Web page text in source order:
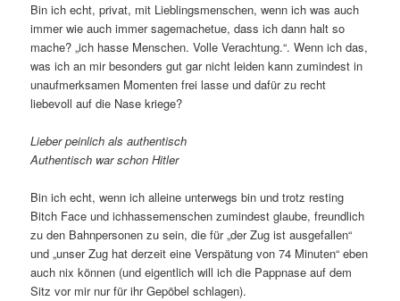
Bin ich echt, privat, mit Lieblingsmenschen, wenn ich was auch
immer wie auch immer sagemachetue, dass ich dann halt so
mache? „ich hasse Menschen. Volle Verachtung.“. Wenn ich das,
was ich an mir besonders gut gar nicht leiden kann zumindest in
unaufmerksamen Momenten frei lasse und dafür zu recht
liebevoll auf die Nase kriege?
Lieber peinlich als authentisch
Authentisch war schon Hitler
Bin ich echt, wenn ich alleine unterwegs bin und trotz resting
Bitch Face und ichhassemenschen zumindest glaube, freundlich
zu den Bahnpersonen zu sein, die für „der Zug ist ausgefallen“
und „unser Zug hat derzeit eine Verspätung von 74 Minuten“ eben
auch nix können (und eigentlich will ich die Pappnase auf dem
Sitz vor mir nur für ihr Gepöbel schlagen).